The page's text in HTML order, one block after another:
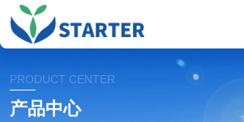
PRODUCT CENTER
产品中心